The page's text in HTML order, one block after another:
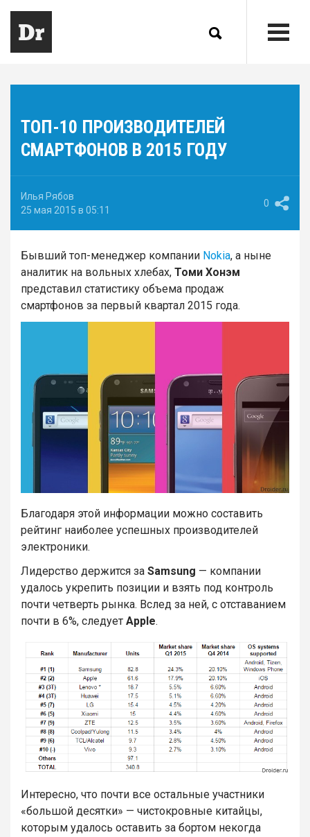
ТОП-10 ПРОИЗВОДИТЕЛЕЙ
СМАРТФОНОВ В 2015 ГОДУ
Илья Рябов
25 мая 2015 в 05:11
0
Бывший топ-менеджер компании Nokia, а ныне
аналитик на вольных хлебах, Томи Хонэм
представил статистику объема продаж
смартфонов за первый квартал 2015 года.
Благодаря этой информации можно составить
рейтинг наиболее успешных производителей
электроники.
Лидерство держится за Samsung — компании
удалось укрепить позиции и взять под контроль
почти четверть рынка. Вслед за ней, с отставанием
почти в 6%, следует Apple.
Интересно, что почти все остальные участники
«большой десятки» — чистокровные китайцы,
которым удалось оставить за бортом некогда